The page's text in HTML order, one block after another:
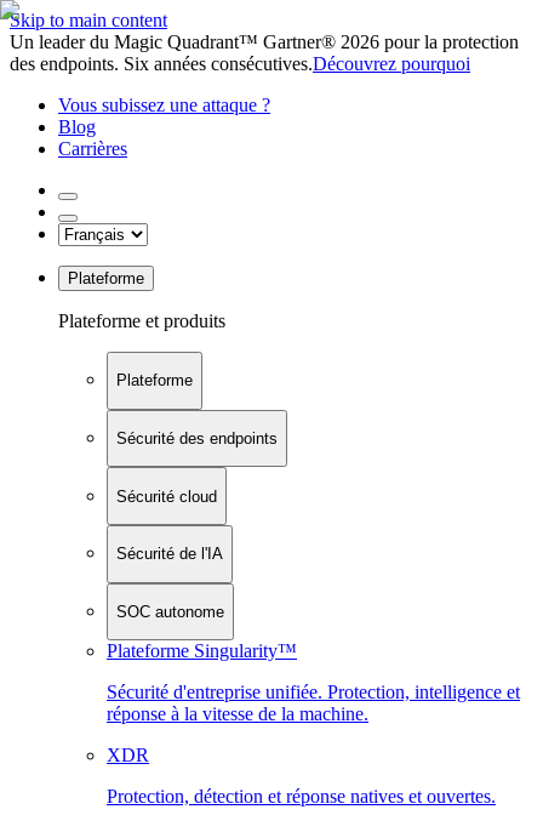
Skip to main content
Un leader du Magic Quadrant™ Gartner® 2026 pour la protection
des endpoints. Six années consécutives.Découvrez pourquoi
Vous subissez une attaque ?
Blog
Carrières
Plateforme
Plateforme et produits
Plateforme
Sécurité des endpoints
Sécurité cloud
Sécurité de l'IA
SOC autonome
Plateforme Singularity™
Sécurité d'entreprise unifiée. Protection, intelligence et
réponse à la vitesse de la machine.
XDR
Protection, détection et réponse natives et ouvertes.